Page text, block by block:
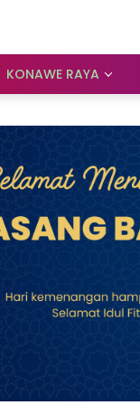
KONAWE RAYA